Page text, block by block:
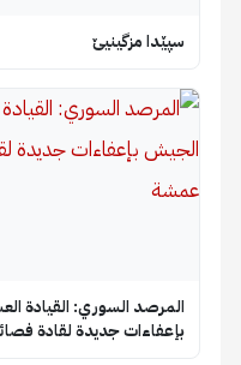
سپێدا مزگینیێ
المرصد السوري: القيادة
بإعفاءات جديدة لقادة